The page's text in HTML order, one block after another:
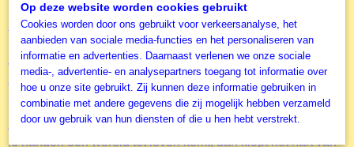
puzzelaars. En omdat onze geliefde puzzels een standaard
formaat hebben, kun je het resultaat inlijsten en ophangen.
Dankzij de met de hand gemaakte stansmessen is de
vormvariatie van de stukjes oneindig. Jong en oud zullen
genieten van dezeVillainous Thano s puzzel met 1000
stukjes.
Als het ene stukje naadloos in het andere past en er onder
je handen een wereld tot leven komt, dan klopt het hart van
Op deze website worden cookies gebruikt
Cookies worden door ons gebruikt voor verkeersanalyse, het
aanbieden van sociale media-functies en het personaliseren van
informatie en advertenties. Daarnaast verlenen we onze sociale
media-, advertentie- en analysepartners toegang tot informatie over
hoe u onze site gebruikt. Zij kunnen deze informatie gebruiken in
combinatie met andere gegevens die zij mogelijk hebben verzameld
door uw gebruik van hun diensten of die u hen hebt verstrekt.